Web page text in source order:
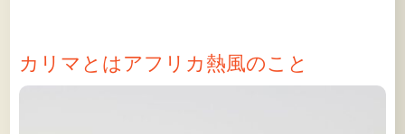
カリマとはアフリカ熱風のこと